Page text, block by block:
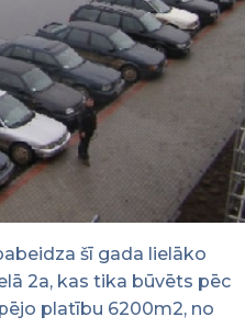
šī gada lielāko
2a, kas tika būvēts pēc
platību 6200m2, no